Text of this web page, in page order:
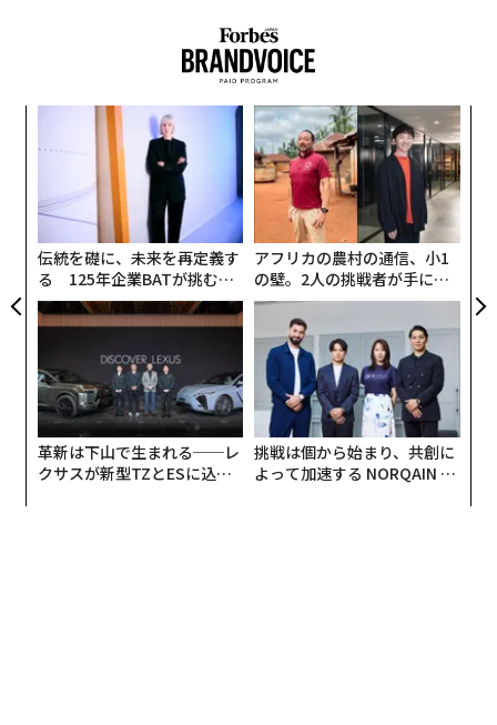
触れると爆発する植物、その巧妙な仕組みと戦略
眼は本当に心の窓だった、ヒトの眼に「白目」がある理由
絶滅危機のサメとエイを守る──オーストラリアが158の重要海域をマッピ
ング
地球最古の精密な複眼、三葉虫の眼は5億年前に何を見ていたのか
「メスに化ける」オスも 淡水魚ブルーギル、欺きの繁殖戦略に見る進化
の本質
タグ：
AI / 人工知能
SNS/ソーシャルメディア
Facebook/フェイスブック
Meta/メタ
気候変動
ワクチン
プライバシー 陰謀論 パンデミック 思考
ギーに変換され、種子を親株から数メートル先へと効果
的に飛ばすのだ。これは、「爆発的裂開
伝統を礎に、未来を再定義す
る 125年企業BATが挑むス
モークレスな未来
アフリカの農村の通信、小1
の壁。2人の挑戦者が手にし
た「次なる武器」
革新は下山で生まれる──レ
クサスが新型TZとESに込め
挑戦は個から始まり、共創に
よって加速する NORQAIN JA